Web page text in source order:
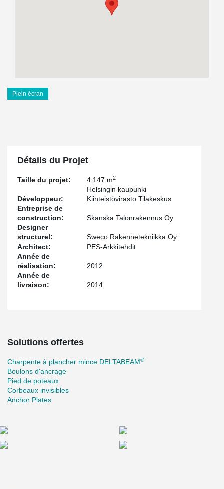
Plein écran
Détails du Projet
Taille du projet: 4 147 m2
Développeur:
Helsingin kaupunki
Kiinteistövirasto Tilakeskus
Entreprise de
construction:
Skanska Talonrakennus Oy
Designer
structurel:
Sweco Rakennetekniikka Oy
Architect:
PES-Arkkitehdit
Année de
réalisation:
2012
Année de
livraison:
2014
Solutions offertes
Charpente à plancher mince DELTABEAM®
Boulons d'ancrage
Pied de poteaux
Corbeaux invisibles
Anchor Plates